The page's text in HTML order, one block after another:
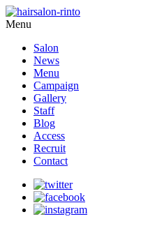
Menu
Salon
News
Menu
Campaign
Gallery
Staff
Blog
Access
Recruit
Contact